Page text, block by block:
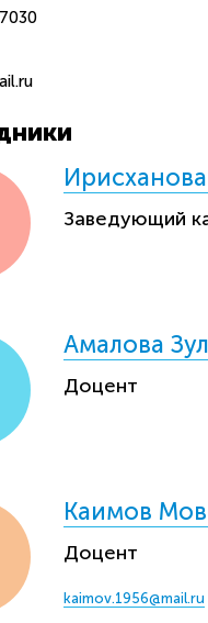
Заведующий
Амалова
Доцент
Каимов
Доцент
kaimov.1956@mail.ru